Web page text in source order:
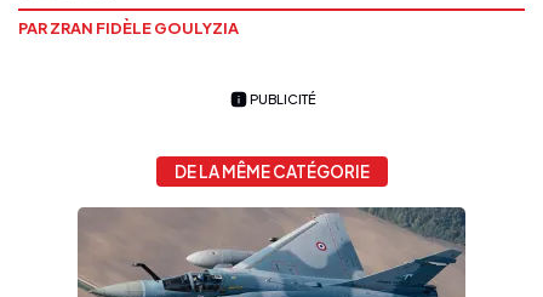
PAR ZRAN FIDÈLE GOULYZIA
PUBLICITÉ
DE LA MÊME CATÉGORIE